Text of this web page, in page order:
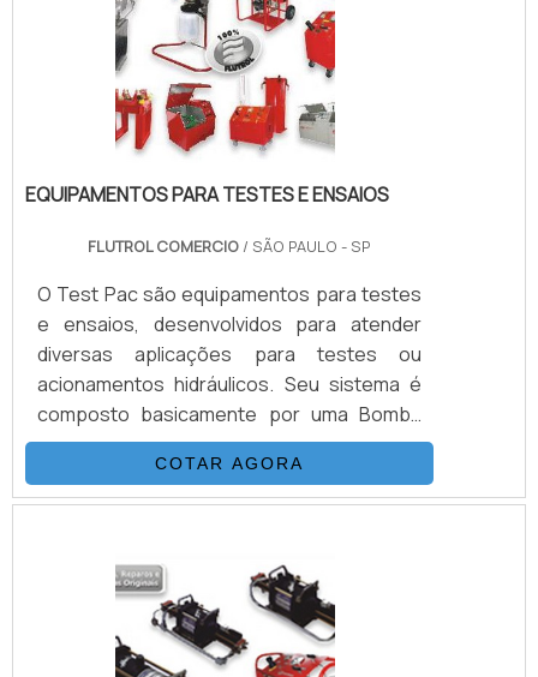
contar com este tipo de equipamento:
Melhor custo-benefício do mercado.
EQUIPAMENTOS PARA TESTES E ENSAIOS
FLUTROL COMERCIO / SÃO PAULO - SP
O Test Pac são equipamentos para testes
e ensaios, desenvolvidos para atender
diversas aplicações para testes ou
acionamentos hidráulicos. Seu sistema é
composto basicamente por uma Bomba
Hidropneumática Haskel, kit de preparação
de ar, conjunto de filtros, válvulas, skid
tubular carbono ou inox, ou tanque inox.As
comprimido de compressor ou Nitrogênio,
alguns modelos geram altas pressões
hidráulicas reguláveis até 15.000 psi (1.000
bar), nessas configurações. Pa.
COTAR AGORA